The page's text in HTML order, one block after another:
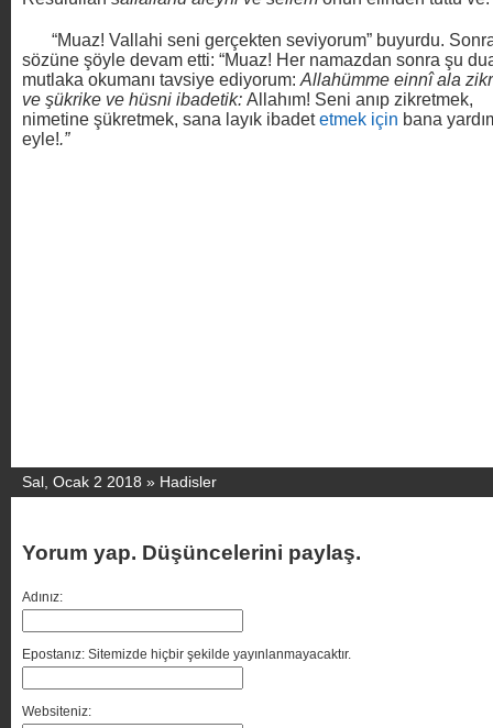
“Muaz! Vallahi seni gerçekten seviyorum” buyurdu.
sözüne şöyle devam etti: “Muaz! Her namazdan sonra şu
mutlaka okumanı tavsiye ediyorum: Allahümme einnî ala
ve şükrike ve hüsni ibadetik: Allahım! Seni anıp zikretmek,
nimetine şükretmek, sana layık ibadetetmek için bana
eyle!.”
Sal, Ocak 2 2018 » Hadisler
Yorum yap. Düşüncelerini paylaş.
Adınız:
Epostanız: Sitemizde hiçbir şekilde yayınlanmayacaktır.
Websiteniz: